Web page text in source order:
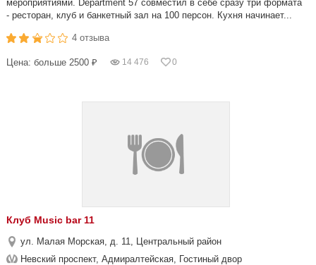
мероприятиями. Department 57 совместил в себе сразу три формата
- ресторан, клуб и банкетный зал на 100 персон. Кухня начинает...
4 отзыва
Цена: больше 2500 ₽ 14 476 0
Клуб Music bar 11
ул. Малая Морская, д. 11, Центральный район
Невский проспект, Адмиралтейская, Гостиный двор